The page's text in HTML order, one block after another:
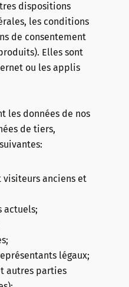
dispositions
les conditions
de consentement
Elles sont
ou les applis
les données de nos
de tiers,
visiteurs anciens et
actuels;
légaux;
autres parties